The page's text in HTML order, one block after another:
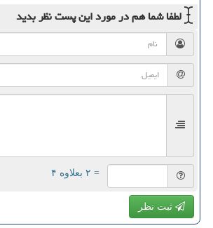
لطفا شما همدر مورد این پستنظر بدید
= ۲ بعلاوه ۴
ثبت نظر